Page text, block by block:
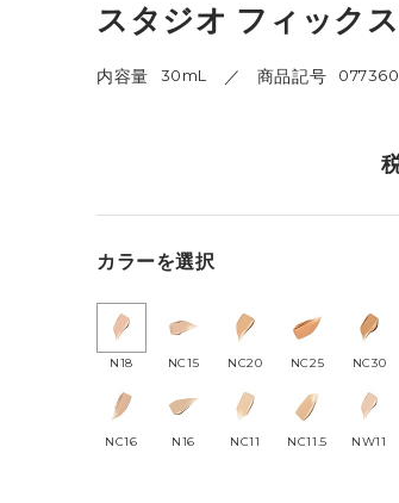
スタジオ フィック
内容量 30mL 商品記号
カラーを選択
N18 NC15 NC20 NC25 NC30
NC16 N16 NC11 NC11.5 NW11